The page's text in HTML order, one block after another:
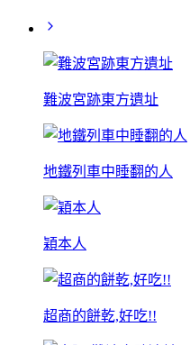
難波宮跡東方遺址
地鐵列車中睡翻的人
穎本人
超商的餅乾,好吃!!